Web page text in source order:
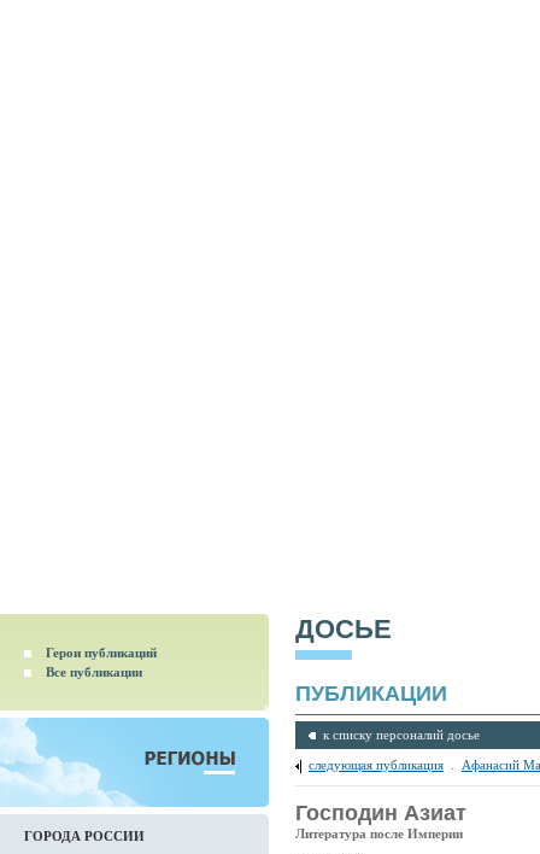
Герои публикаций
Все публикации
ГОРОДА РОССИИ
ДОСЬЕ
ПУБЛИКАЦИИ
к списку персоналий досье
следующая публикация Афанасий
Господин Азиат
Литература после Империи